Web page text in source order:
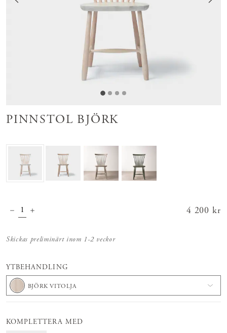
PINNSTOL BJÖRK
Pris:
4 200 kr
Skickas preliminärt inom 1-2 veckor
YTBEHANDLING
BJÖRK VITOLJA
KOMPLETTERA MED